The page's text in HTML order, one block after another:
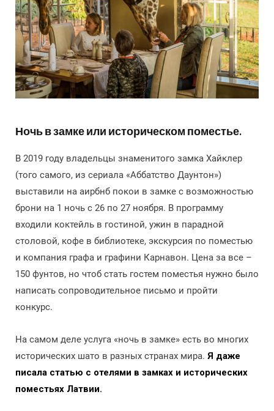
Ночь в замке или историческом поместье.
В 2019 году владельцы знаменитого замка Хайклер
(того самого, из сериала «Аббатство Даунтон»)
выставили на аирбнб покои в замке с возможностью
брони на 1 ночь с 26 по 27 ноября. В программу
входили коктейль в гостиной, ужин в парадной
столовой, кофе в библиотеке, экскурсия по поместью
и компания графа и графини Карнавон. Цена за все –
150 фунтов, но чтоб стать гостем поместья нужно было
написать сопроводительное письмо и пройти
конкурс.
На самом деле услуга «ночь в замке» есть во многих
исторических шато в разных странах мира. Я даже
писала статью с отелями в замках и исторических
поместьях Латвии.